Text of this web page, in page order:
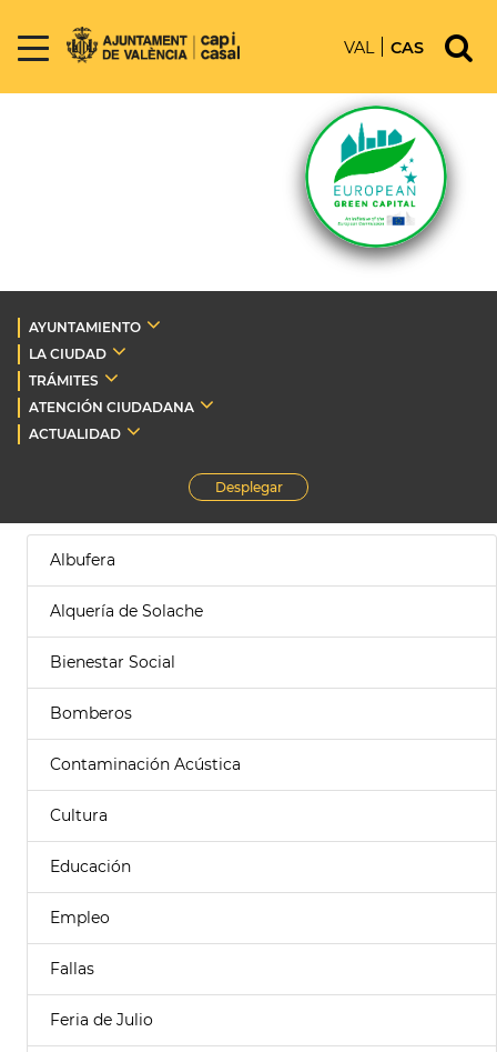
VAL CAS
AYUNTAMIENTO
LA CIUDAD
TRÁMITES
ATENCIÓN CIUDADANA
ACTUALIDAD
Desplegar
Albufera
Alquería de Solache
Bienestar Social
Bomberos
Contaminación Acústica
Cultura
Educación
Empleo
Fallas
Feria de Julio